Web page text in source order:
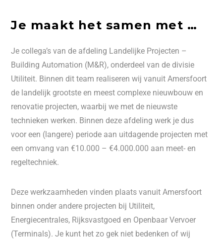
Je maakt het samen met …
Je collega’s van de afdeling Landelijke Projecten –
Building Automation (M&R), onderdeel van de divisie
Utiliteit. Binnen dit team realiseren wij vanuit Amersfoort
de landelijk grootste en meest complexe nieuwbouw en
renovatie projecten, waarbij we met de nieuwste
technieken werken. Binnen deze afdeling werk je dus
voor een (langere) periode aan uitdagende projecten met
een omvang van €10.000 – €4.000.000 aan meet- en
regeltechniek.
Deze werkzaamheden vinden plaats vanuit Amersfoort
binnen onder andere projecten bij Utiliteit,
Energiecentrales, Rijksvastgoed en Openbaar Vervoer
(Terminals). Je kunt het zo gek niet bedenken of wij